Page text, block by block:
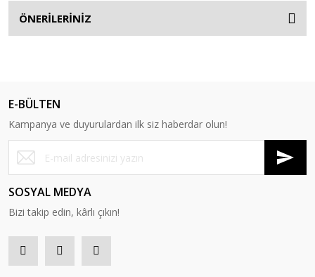
ÖNERİLERİNİZ
E-BÜLTEN
Kampanya ve duyurulardan ilk siz haberdar olun!
SOSYAL MEDYA
Bizi takip edin, kârlı çıkın!